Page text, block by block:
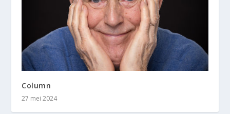
Column
27 mei 2024